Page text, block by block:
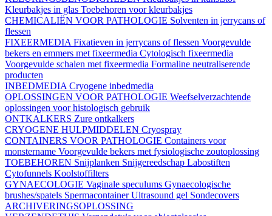
Kleurbakjes in glas Toebehoren voor kleurbakjes
CHEMICALIËN VOOR PATHOLOGIE Solventen in jerrycans of
flessen
FIXEERMEDIA Fixatieven in jerrycans of flessen Voorgevulde
bekers en emmers met fixeermedia Cytologisch fixeermedia
Voorgevulde schalen met fixeermedia Formaline neutraliserende
producten
INBEDMEDIA Cryogene inbedmedia
OPLOSSINGEN VOOR PATHOLOGIE Weefselverzachtende
oplossingen voor histologisch gebruik
ONTKALKERS Zure ontkalkers
CRYOGENE HULPMIDDELEN Cryospray
CONTAINERS VOOR PATHOLOGIE Containers voor
monstername Voorgevulde bekers met fysiologische zoutoplossing
TOEBEHOREN Snijplanken Snijgereedschap Labostiften
Cytofunnels Koolstoffilters
GYNAECOLOGIE Vaginale speculums Gynaecologische
brushes/spatels SpermacontainerUltrasound gel Sondecovers
ARCHIVERINGSOPLOSSING